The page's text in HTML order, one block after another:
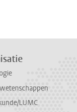
LUMC